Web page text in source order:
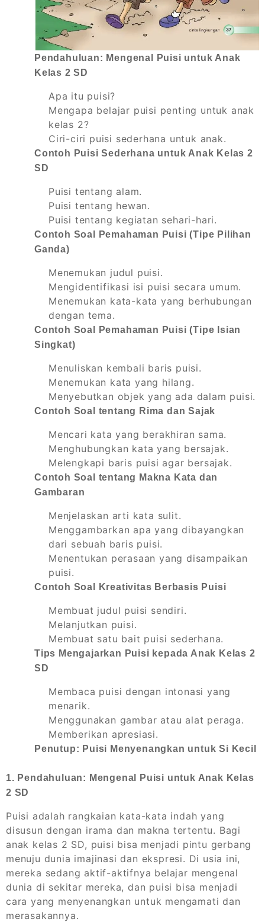
Pendahuluan: Mengenal Puisi untuk Anak
Kelas 2 SD
Apa itu puisi?
Mengapa belajar puisi penting untuk anak
kelas 2?
Ciri-ciri puisi sederhana untuk anak.
Contoh Puisi Sederhana untuk Anak Kelas 2
SD
Puisi tentang alam.
Puisi tentang hewan.
Puisi tentang kegiatan sehari-hari.
Contoh Soal Pemahaman Puisi (Tipe Pilihan
Ganda)
Menemukan judul puisi.
Mengidentifikasi isi puisi secara umum.
Menemukan kata-kata yang berhubungan
dengan tema.
Contoh Soal Pemahaman Puisi (Tipe Isian
Singkat)
Menuliskan kembali baris puisi.
Menemukan kata yang hilang.
Menyebutkan objek yang ada dalam puisi.
Contoh Soal tentang Rima dan Sajak
Mencari kata yang berakhiran sama.
Menghubungkan kata yang bersajak.
Melengkapi baris puisi agar bersajak.
Contoh Soal tentang Makna Kata dan
Gambaran
Menjelaskan arti kata sulit.
Menggambarkan apa yang dibayangkan
dari sebuah baris puisi.
Menentukan perasaan yang disampaikan
puisi.
Contoh Soal Kreativitas Berbasis Puisi
Membuat judul puisi sendiri.
Melanjutkan puisi.
Membuat satu bait puisi sederhana.
Tips Mengajarkan Puisi kepada Anak Kelas 2
SD
Membaca puisi dengan intonasi yang
menarik.
Menggunakan gambar atau alat peraga.
Memberikan apresiasi.
Penutup: Puisi Menyenangkan untuk Si Kecil
1. Pendahuluan: Mengenal Puisi untuk Anak Kelas
2 SD
Puisi adalah rangkaian kata-kata indah yang
disusun dengan irama dan makna tertentu. Bagi
anak kelas 2 SD, puisi bisa menjadi pintu gerbang
menuju dunia imajinasi dan ekspresi. Di usia ini,
mereka sedang aktif-aktifnya belajar mengenal
dunia di sekitar mereka, dan puisi bisa menjadi
cara yang menyenangkan untuk mengamati dan
merasakannya.